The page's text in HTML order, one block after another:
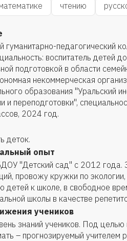
чтению
гуманитарно-педагогический
воспитатель детей
подготовкой в области
некоммерческая
образования "Уральский
и переподготовки",
2024 год.
деток.
опыт
"Детский сад" с 2012 года.
провожу кружки по
детей к школе, в свободное
школы в качестве
учеников
знаний учеников. Под целью
– прогнозируемый учителем